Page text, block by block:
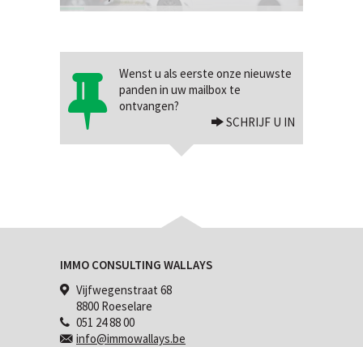
Wenst u als eerste onze nieuwste
panden in uw mailbox te
ontvangen?
SCHRIJF U IN
IMMO CONSULTING WALLAYS
Vijfwegenstraat 68
8800 Roeselare
051 24 88 00
info@immowallays.be